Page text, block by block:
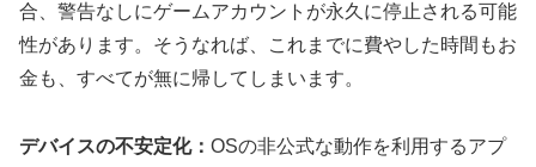
合、警告なしにゲームアカウントが永久に停止される可能
性があります。そうなれば、これまでに費やした時間もお
金も、すべてが無に帰してしまいます。
デバイスの不安定化： OSの非公式な動作を利用するアプ